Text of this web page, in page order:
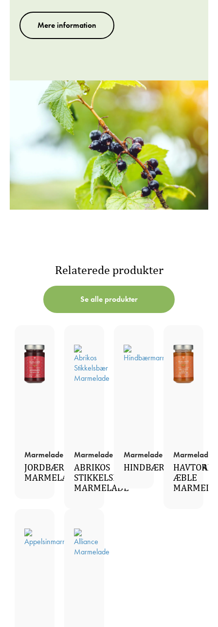
Mere information
Relaterede produkter
Se alle produkter
Marmelade
JORDBÆR
MARMELADE
Marmelade
ABRIKOS
STIKKELSBÆR
MARMELADE
Marmelade Marmelade
HAVTORN
ÆBLE